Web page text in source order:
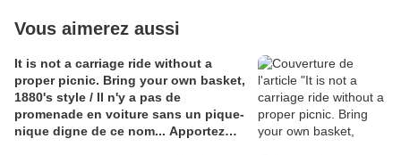
Vous aimerez aussi
It is not a carriage ride without a
proper picnic. Bring your own basket,
1880's style / Il n'y a pas de
promenade en voiture sans un pique-
nique digne de ce nom... Apportez